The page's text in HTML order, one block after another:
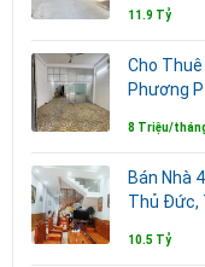
11.9 Tỷ
Cho
Phương
8 Triệu/
Bán Nhà
Thủ Đức,
10.5 Tỷ